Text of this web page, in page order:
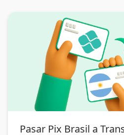
Pasar Pix Brasil a